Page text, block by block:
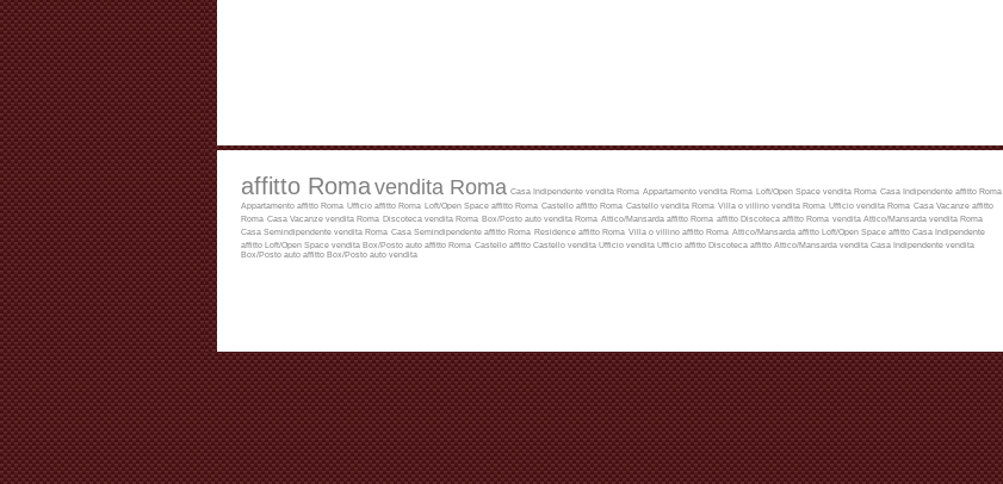
affitto Romavendita Roma Casa Indipendente vendita Roma Appartamento vendita Roma Loft/Open Space vendita Roma Casa Indipendente affitto Roma
Appartamento affitto Roma
Ufficio affitto Roma Loft/Open Space affitto Roma Castello affitto Roma Castello vendita Roma Villa o villino vendita Roma Ufficio vendita Roma Casa Vacanze affitto
Roma Casa Vacanze vendita Roma Discoteca vendita Roma Box/Posto auto vendita Roma Attico/Mansarda affitto Roma affitto Discoteca affitto Roma vendita Attico/Mansarda vendita Roma
Casa Semindipendente vendita Roma Casa Semindipendente affitto Roma Residence affitto Roma Villa o villino affitto Roma Attico/Mansarda affitto Loft/Open Space affitto Casa Indipendente
affitto
Loft/Open Space vendita Box/Posto auto affitto Roma Castello affitto Castello vendita Ufficio vendita Ufficio affitto Discoteca affitto Attico/Mansarda vendita Casa Indipendente vendita
Box/Posto auto affitto Box/Posto auto vendita